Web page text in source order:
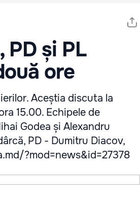
PD și PL
ore
Aceștia discuta la
15.00. Echipele de
Godea și Alexandru
PD - Dumitru Diacov,
?mod=news&id=27378